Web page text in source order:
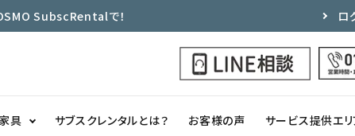
SubscRentalで！ ロ
具 サブスクレンタルとは？ お客様の声 サービス提供エ